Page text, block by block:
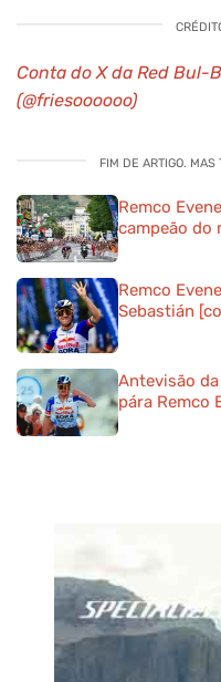
Conta do X da Red Bul-
(@friesoooooo)
FIM DE ARTIGO. MAS
Remco
campeão do
Remco
Sebastián
Antevisão
pára Remco